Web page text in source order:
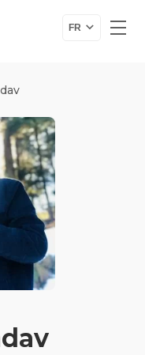
FR